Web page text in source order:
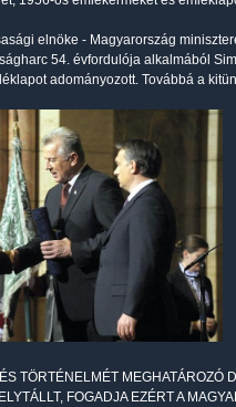
elnöke - Magyarország
54. évfordulója alkalmából
adományozott. Továbbá a
TÖRTÉNELMÉT MEGHATÁROZÓ
FOGADJA EZÉRT A